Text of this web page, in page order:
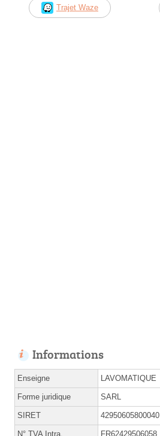
Trajet Waze
Informations
Enseigne LAVOMATIQUE
Forme juridique SARL
SIRET 42950605800040
N° TVA Intra. FR62429506058